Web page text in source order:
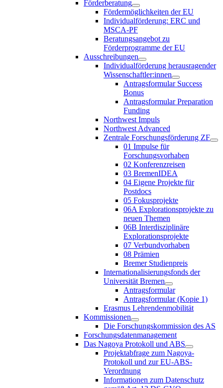
Förderberatung
Fördermöglichkeiten der EU
Individualförderung: ERC und
MSCA-PF
Beratungsangebot zu
Förderprogramme der EU
Ausschreibungen
Individualförderung herausragender
Wissenschaftler:innen
Antragsformular Success
Bonus
Antragsformular Preparation
Funding
Northwest Impuls
Northwest Advanced
Zentrale Forschungsförderung ZF
01 Impulse für
Forschungsvorhaben
02 Konferenzreisen
03 BremenIDEA
04 Eigene Projekte für
Postdocs
05 Fokusprojekte
06A Explorationsprojekte zu
neuen Themen
06B Interdisziplinäre
Explorationsprojekte
07 Verbundvorhaben
08 Prämien
Bremer Studienpreis
Internationalisierungsfonds der
Universität Bremen
Antragsformular
Antragsformular (Kopie 1)
Erasmus Lehrendenmobilität
Kommissionen
Die Forschungskommission des AS
Forschungsdatenmanagement
Das Nagoya Protokoll und ABS
Projektabfrage zum Nagoya-
Protokoll und zur EU-ABS-
Verordnung
Informationen zum Datenschutz